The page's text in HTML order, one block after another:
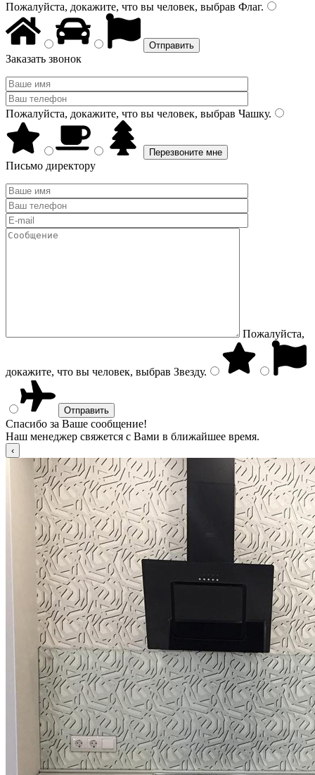
Пожалуйста, докажите, что вы человек, выбрав Флаг.
Заказать звонок
Пожалуйста, докажите, что вы человек, выбрав Чашку.
Письмо директору
Пожалуйста,
докажите, что вы человек, выбрав Звезду.
Спасибо за Ваше сообщение!
Наш менеджер свяжется с Вами в ближайшее время.